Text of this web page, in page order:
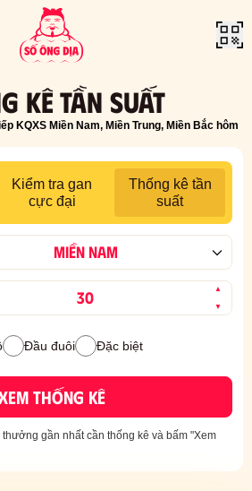
KÊ TẦN SUẤT
KQXS Miền Nam, Miền Trung, Miền Bắc hôm
Kiểm tra gan
cực đại
Thống kê tần
suất
MIỀN NAM
▲
▼
Đầu đuôi Đặc biệt
THỐNG KÊ
gần nhất cần thống kê và bấm "Xem